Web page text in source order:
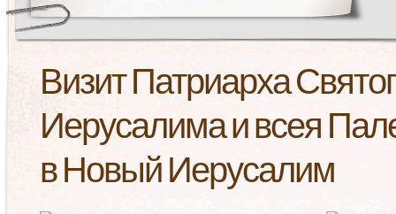
Визит Патриарха
Иерусалима и всея
в Новый Иерусалим